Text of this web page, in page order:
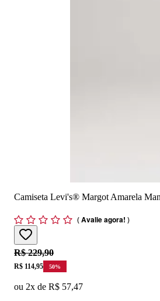
Camiseta Levi's® Margot Amarela
(Avalie agora! )
Original price:
R$ 229,90
Price:
R$ 114,95 50%
ou 2x de R$ 57,47